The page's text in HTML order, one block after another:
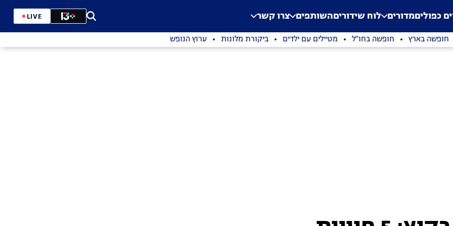
Application error: a
. כפוליםמדורים לוח שידוריםהשותפים צרו קשר LIVE
חופשה בארץ חופשה בחו"ל מטיילים עם ילדים ביקורת מלונות ערוץ הנופש